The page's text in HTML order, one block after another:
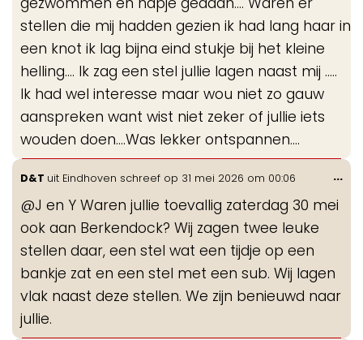
stellen die mij hadden gezien ik had lang haar in
een knot ik lag bijna eind stukje bij het kleine
helling.... Ik zag een stel jullie lagen naast mij .....
Ik had wel interesse maar wou niet zo gauw
aanspreken want wist niet zeker of jullie iets
wouden doen....Was lekker ontspannen....
D&T uit Eindhoven schreef op 31 mei 2026 om 00:06
@J en Y Waren jullie toevallig zaterdag 30 mei
ook aan Berkendock? Wij zagen twee leuke
stellen daar, een stel wat een tijdje op een
bankje zat en een stel met een sub. Wij lagen
vlak naast deze stellen. We zijn benieuwd naar
jullie.
...